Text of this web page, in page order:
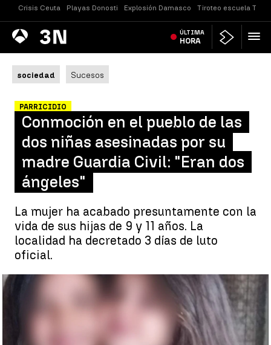
Crisis Ceuta Playas Donosti Explosión Damasco Tiroteo escuela
Antena
3 Noticias ÚLTIMA
HORA
sociedad Sucesos
PARRICIDIO
Conmoción en el pueblo de las
dos niñas asesinadas por su
madre Guardia Civil: "Eran dos
ángeles"
La mujer ha acabado presuntamente con la
vida de sus hijas de 9 y 11 años. La
localidad ha decretado 3 días de luto
oficial.
El padre de las niñas asesinadas por su madre: "Estoy roto de
Familia de las víctimas